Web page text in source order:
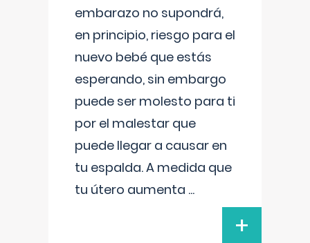
embarazo no supondrá,
en principio, riesgo para el
nuevo bebé que estás
esperando, sin embargo
puede ser molesto para ti
por el malestar que
puede llegar a causar en
tu espalda. A medida que
tu útero aumenta ...
+